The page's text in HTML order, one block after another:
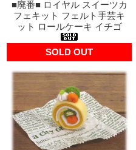
■廃番■ ロイヤル スイーツカ
フェキット フェルト手芸キ
ット ロールケーキ イチゴ
SOLD OUT